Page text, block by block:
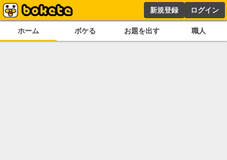
新規登録 ログイン
ホーム ボケる お題を出す 職人